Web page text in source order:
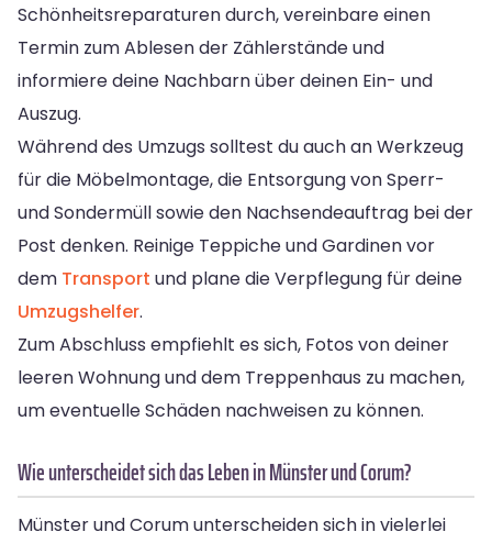
Schönheitsreparaturen durch, vereinbare einen
Termin zum Ablesen der Zählerstände und
informiere deine Nachbarn über deinen Ein- und
Auszug.
Während des Umzugs solltest du auch an Werkzeug
für die Möbelmontage, die Entsorgung von Sperr-
und Sondermüll sowie den Nachsendeauftrag bei der
Post denken. Reinige Teppiche und Gardinen vor
dem Transport und plane die Verpflegung für deine
Umzugshelfer.
Zum Abschluss empfiehlt es sich, Fotos von deiner
leeren Wohnung und dem Treppenhaus zu machen,
um eventuelle Schäden nachweisen zu können.
Wie unterscheidet sich das Leben in Münster und Corum?
Münster und Corum unterscheiden sich in vielerlei